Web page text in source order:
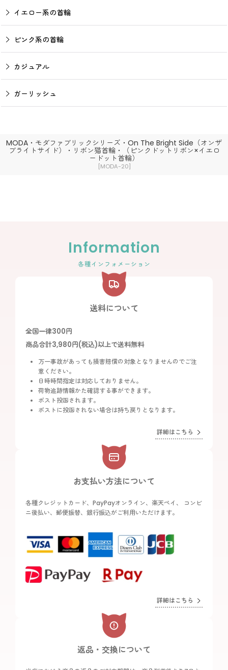
MODA・モダファブリックシリーズ・On The Bright Side（オンザ
ブライトサイド）・リボン猫首輪・（ピンクドットリボン×イエロ
ードット首輪）
[MODA-20]
イエロー系の首輪
ピンク系の首輪
カジュアル
ガーリッシュ
Information
各種インフォメーション
送料について
全国一律300円
商品合計3,980円(税込)以上で送料無料
万一事故があっても損害賠償の対象となりませんのでご注
意ください。
日時時間指定は対応しておりません。
荷物追跡情報かた確認する事ができます。
ポスト投函されます。
ポストに投函されない場合は持ち戻りとなります。
詳細はこちら
お支払い方法について
各種クレジットカード、PayPayオンライン、楽天ペイ、 コンビ
ニ後払い、郵便振替、銀行振込がご利用いただけます。
詳細はこちら
返品・交換について